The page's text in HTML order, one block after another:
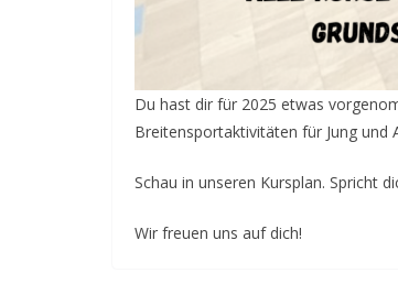
Du hast dir für 2025 etwas
Breitensportaktivitäten für Jung und
Schau in unseren Kursplan. Spricht
Wir freuen uns auf dich!